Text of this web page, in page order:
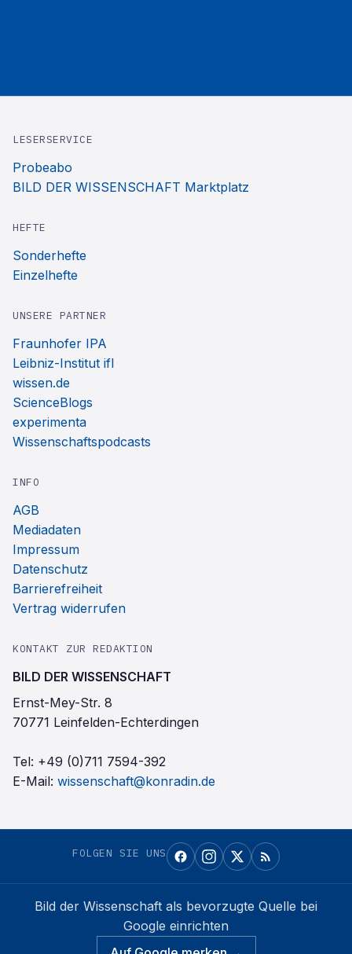
LESERSERVICE
Probeabo
BILD DER WISSENSCHAFT Marktplatz
HEFTE
Sonderhefte
Einzelhefte
UNSERE PARTNER
Fraunhofer IPA
Leibniz-Institut ifl
wissen.de
ScienceBlogs
experimenta
Wissenschaftspodcasts
INFO
AGB
Mediadaten
Impressum
Datenschutz
Barrierefreiheit
Vertrag widerrufen
KONTAKT ZUR REDAKTION
BILD DER WISSENSCHAFT
Ernst-Mey-Str. 8
70771 Leinfelden-Echterdingen
Tel: +49 (0)711 7594-392
E-Mail: wissenschaft@konradin.de
FOLGEN SIE UNS
Bild der Wissenschaft als bevorzugte Quelle bei
Google einrichten